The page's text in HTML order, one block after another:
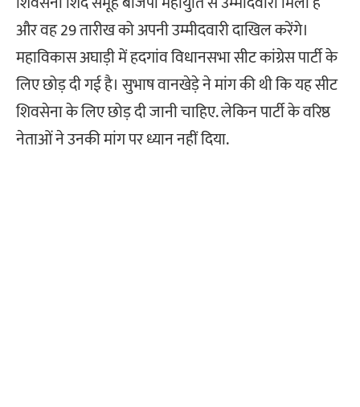
और वह 29 तारीख को अपनी उम्मीदवारी दाखिल करेंगे।
महाविकास अघाड़ी में हदगांव विधानसभा सीट कांग्रेस पार्टी के
लिए छोड़ दी गई है। सुभाष वानखेड़े ने मांग की थी कि यह सीट
शिवसेना के लिए छोड़ दी जानी चाहिए. लेकिन पार्टी के वरिष्ठ
नेताओं ने उनकी मांग पर ध्यान नहीं दिया.